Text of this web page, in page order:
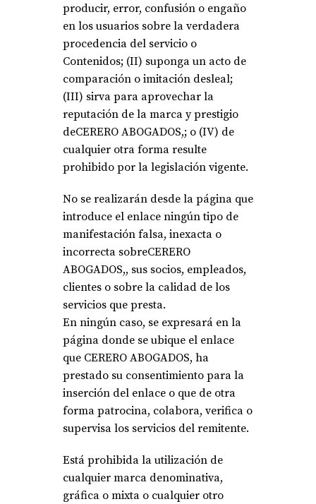
producir, error, confusión o engaño
en los usuarios sobre la verdadera
procedencia del servicio o
Contenidos; (II) suponga un acto de
comparación o imitación desleal;
(III) sirva para aprovechar la
reputación de la marca y prestigio
deCERERO ABOGADOS,; o (IV) de
cualquier otra forma resulte
prohibido por la legislación vigente.
No se realizarán desde la página que
introduce el enlace ningún tipo de
manifestación falsa, inexacta o
incorrecta sobreCERERO
ABOGADOS,, sus socios, empleados,
clientes o sobre la calidad de los
servicios que presta.
En ningún caso, se expresará en la
página donde se ubique el enlace
que CERERO ABOGADOS, ha
prestado su consentimiento para la
inserción del enlace o que de otra
forma patrocina, colabora, verifica o
supervisa los servicios del remitente.
Está prohibida la utilización de
cualquier marca denominativa,
gráfica o mixta o cualquier otro